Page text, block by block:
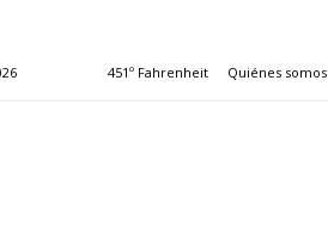
451º Fahrenheit Quiénes somos